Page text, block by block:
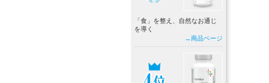
「食」を整え、自然なお通じ
を導く
→商品ページ